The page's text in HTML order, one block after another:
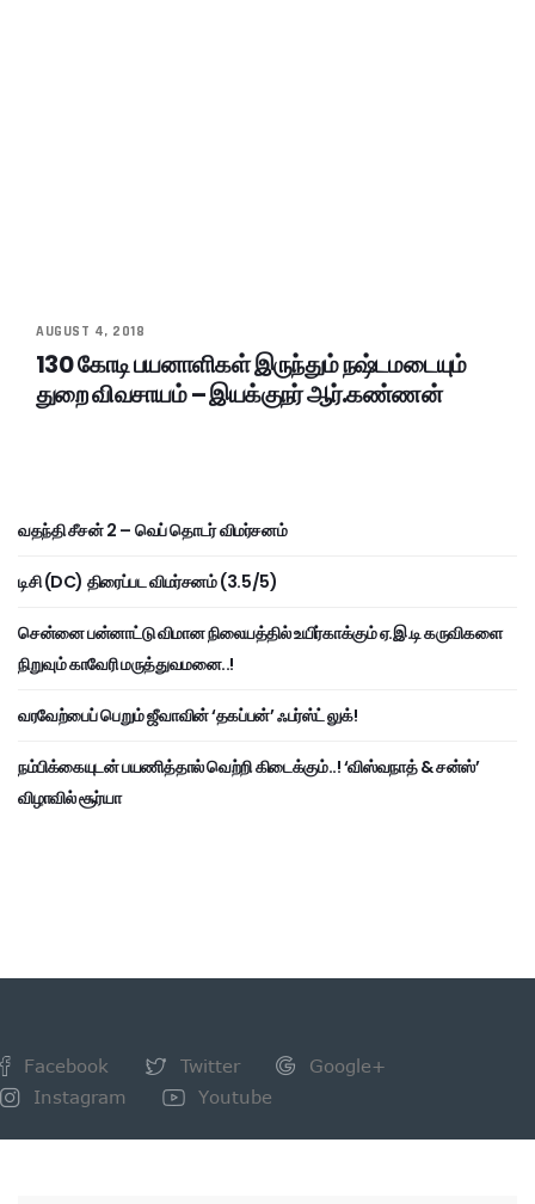
AUGUST 4, 2018
130 கோடி பயனாளிகள் இருந்தும் நஷ்டமடையும்
துறை விவசாயம் – இயக்குநர் ஆர்.கண்ணன்
வதந்தி சீசன் 2 – வெப் தொடர் விமர்சனம்
டிசி (DC) திரைப்பட விமர்சனம் (3.5/5)
சென்னை பன்னாட்டு விமான நிலையத்தில் உயிர்காக்கும் ஏ.இ.டி கருவிகளை
நிறுவும் காவேரி மருத்துவமனை..!
வரவேற்பைப் பெறும் ஜீவாவின் ‘தகப்பன்’ ஃபர்ஸ்ட் லுக்!
நம்பிக்கையுடன் பயணித்தால் வெற்றி கிடைக்கும்..! ‘விஸ்வநாத் & சன்ஸ்’
விழாவில் சூர்யா
Facebook Twitter
Google+
Instagram
Youtube